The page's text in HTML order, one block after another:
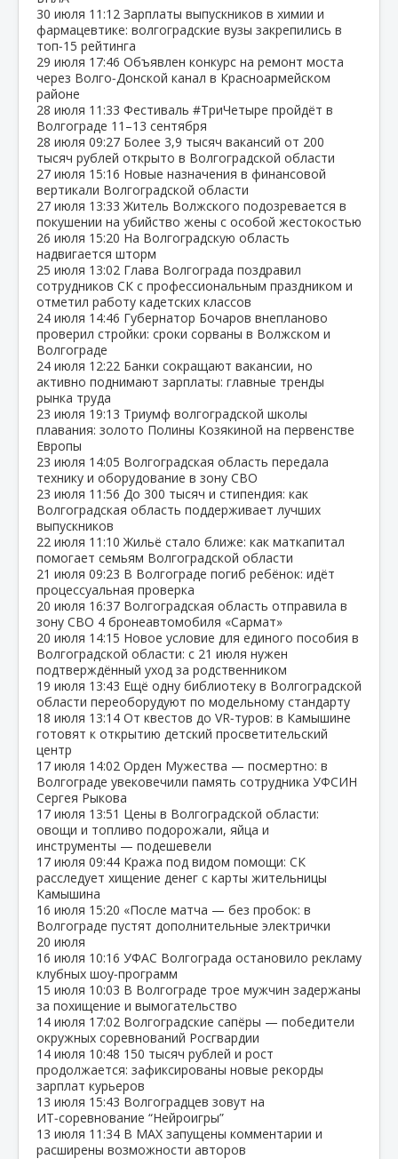
30 июля 11:12 Зарплаты выпускников в химии и
фармацевтике: волгоградские вузы закрепились в
топ‑15 рейтинга
29 июля 17:46 Объявлен конкурс на ремонт моста
через Волго‑Донской канал в Красноармейском
районе
28 июля 11:33 Фестиваль #ТриЧетыре пройдёт в
Волгограде 11–13 сентября
28 июля 09:27 Более 3,9 тысяч вакансий от 200
тысяч рублей открыто в Волгоградской области
27 июля 15:16 Новые назначения в финансовой
вертикали Волгоградской области
27 июля 13:33 Житель Волжского подозревается в
покушении на убийство жены с особой жестокостью
26 июля 15:20 На Волгоградскую область
надвигается шторм
25 июля 13:02 Глава Волгограда поздравил
сотрудников СК с профессиональным праздником и
отметил работу кадетских классов
24 июля 14:46 Губернатор Бочаров внепланово
проверил стройки: сроки сорваны в Волжском и
Волгограде
24 июля 12:22 Банки сокращают вакансии, но
активно поднимают зарплаты: главные тренды
рынка труда
23 июля 19:13 Триумф волгоградской школы
плавания: золото Полины Козякиной на первенстве
Европы
23 июля 14:05 Волгоградская область передала
технику и оборудование в зону СВО
23 июля 11:56 До 300 тысяч и стипендия: как
Волгоградская область поддерживает лучших
выпускников
22 июля 11:10 Жильё стало ближе: как маткапитал
помогает семьям Волгоградской области
21 июля 09:23 В Волгограде погиб ребёнок: идёт
процессуальная проверка
20 июля 16:37 Волгоградская область отправила в
зону СВО 4 бронеавтомобиля «Сармат»
20 июля 14:15 Новое условие для единого пособия в
Волгоградской области: с 21 июля нужен
подтверждённый уход за родственником
19 июля 13:43 Ещё одну библиотеку в Волгоградской
области переоборудуют по модельному стандарту
18 июля 13:14 От квестов до VR‑туров: в Камышине
готовят к открытию детский просветительский
центр
17 июля 14:02 Орден Мужества — посмертно: в
Волгограде увековечили память сотрудника УФСИН
Сергея Рыкова
17 июля 13:51 Цены в Волгоградской области:
овощи и топливо подорожали, яйца и
инструменты — подешевели
17 июля 09:44 Кража под видом помощи: СК
расследует хищение денег с карты жительницы
Камышина
16 июля 15:20 «После матча — без пробок: в
Волгограде пустят дополнительные электрички
20 июля
16 июля 10:16 УФАС Волгограда остановило рекламу
клубных шоу‑программ
15 июля 10:03 В Волгограде трое мужчин задержаны
за похищение и вымогательство
14 июля 17:02 Волгоградские сапёры — победители
окружных соревнований Росгвардии
14 июля 10:48 150 тысяч рублей и рост
продолжается: зафиксированы новые рекорды
зарплат курьеров
13 июля 15:43 Волгоградцев зовут на
ИТ‑соревнование “Нейроигры”
13 июля 11:34 В МАХ запущены комментарии и
расширены возможности авторов